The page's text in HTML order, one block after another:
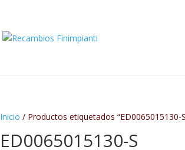
Inicio / Productos etiquetados “ED0065015130-
ED0065015130-S